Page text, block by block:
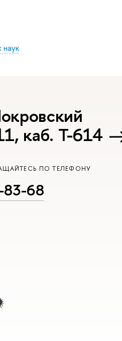
наук
каб. Т-614
ПО ТЕЛЕФОНУ
68